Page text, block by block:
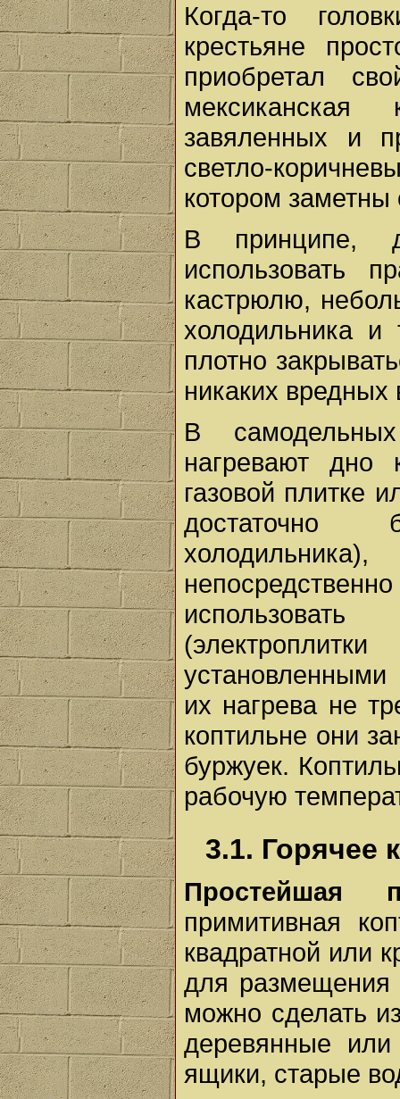
Когда-то
крестьяне
приобретал
завяленных и
светло-
котором заметны
В принципе,
использовать
кастрюлю,
холодильника
плотно
никаких
В
нагревают дно
газовой плитке
достаточно
их нагрева не
коптильне они
буржуек.
рабочую
3.1. Горячее
Простейшая
примитивная
квадратной или
для размещения
можно сделать
деревянные
ящики, старые